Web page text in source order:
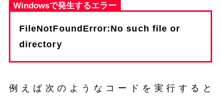
Windowsで発生するエラー
FileNotFoundError:No such file or
directory
例えば次のようなコードを実行すると